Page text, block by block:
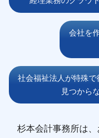
会社を
社会福祉法人が特殊
見つから
杉本会計事務所は